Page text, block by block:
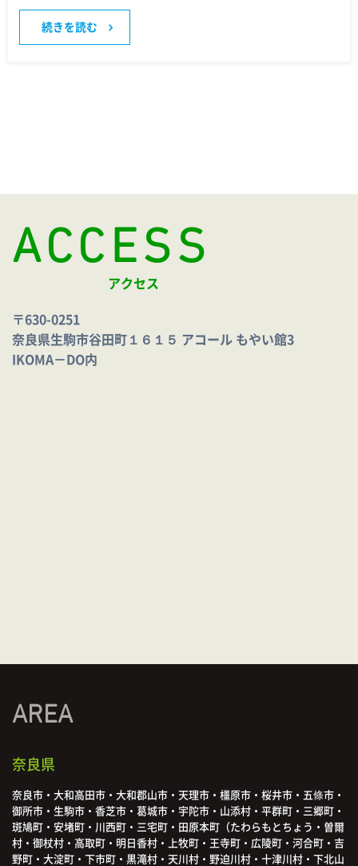
続きを読む
ACCESS
アクセス
〒630-0251
奈良県生駒市谷田町１６１５ アコール もやい館3
IKOMA－DO内
AREA
奈良県
奈良市・大和高田市・大和郡山市・天理市・橿原市・桜井市・五條市・
御所市・生駒市・香芝市・葛城市・宇陀市・山添村・平群町・三郷町・
斑鳩町・安堵町・川西町・三宅町・田原本町（たわらもとちょう・曽爾
村・御杖村・高取町・明日香村・上牧町・王寺町・広陵町・河合町・吉
野町・大淀町・下市町・黒滝村・天川村・野迫川村・十津川村・下北山